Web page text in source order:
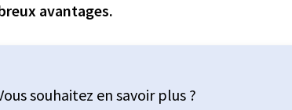
avantages.
souhaitez en savoir plus ?